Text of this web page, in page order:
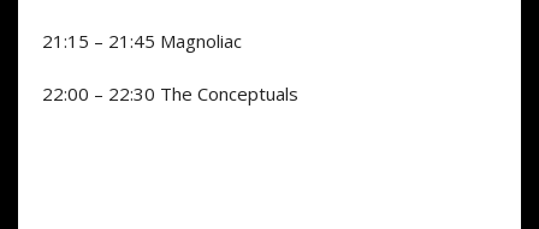
21:15 – 21:45 Magnoliac
22:00 – 22:30 The Conceptuals